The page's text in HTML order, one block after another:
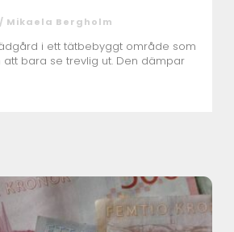
Mikaela Bergholm
i ett tätbebyggt område som
bara se trevlig ut. Den dämpar